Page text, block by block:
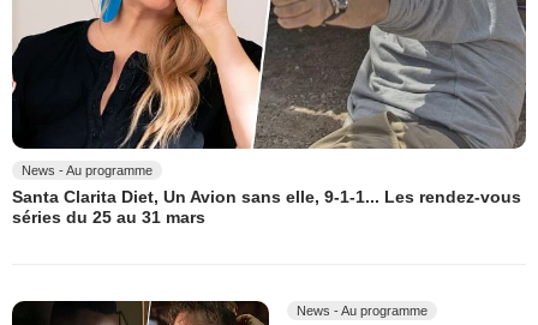
News - Au programme
Santa Clarita Diet, Un Avion sans elle, 9-1-1... Les rendez-vous
séries du 25 au 31 mars
News - Au programme